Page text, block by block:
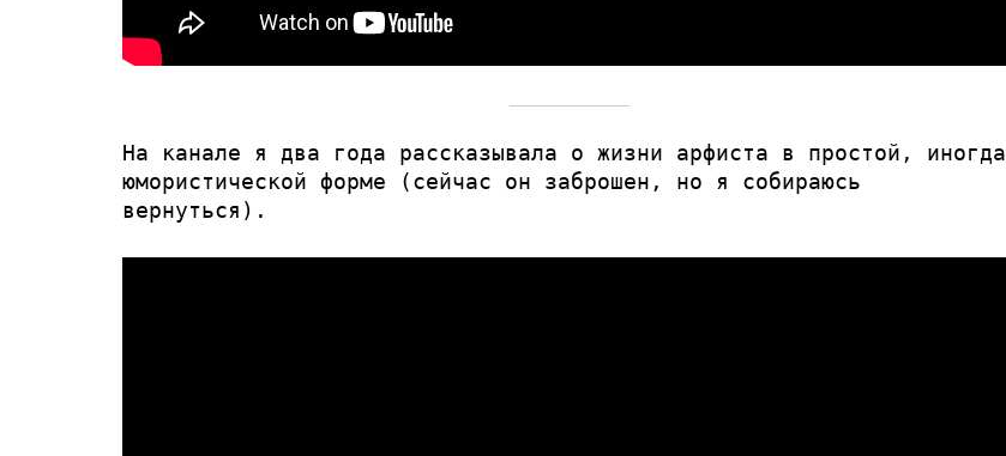
На канале я два года рассказывала о жизни арфиста в простой, иногда
юмористической форме (сейчас он заброшен, но я собираюсь
вернуться).